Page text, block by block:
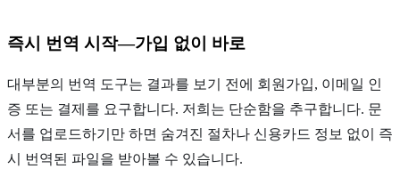
즉시 번역 시작—가입 없이 바로
대부분의 번역 도구는 결과를 보기 전에 회원가입, 이메일 인
증 또는 결제를 요구합니다. 저희는 단순함을 추구합니다. 문
서를 업로드하기만 하면 숨겨진 절차나 신용카드 정보 없이 즉
시 번역된 파일을 받아볼 수 있습니다.